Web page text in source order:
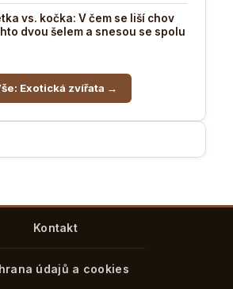
vs. kočka: V čem se liší chov
dvou šelem a snesou se spolu
Exotická zvířata →
Kontakt
údajů a cookies